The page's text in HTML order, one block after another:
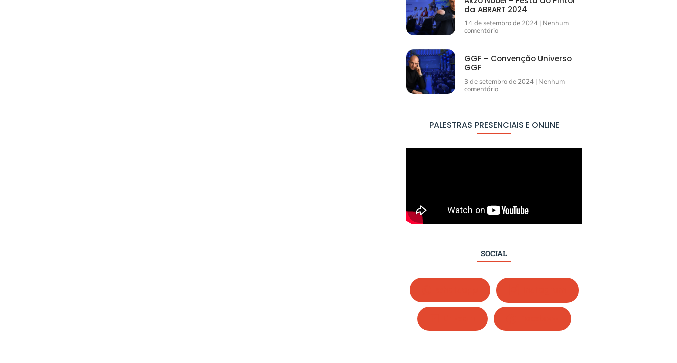
da ABRART 2024
14 de setembro de 2024 Nenhum
comentário
GGF – Convenção Universo
GGF
3 de setembro de 2024 Nenhum
comentário
PALESTRAS PRESENCIAIS E ONLINE
SOCIAL